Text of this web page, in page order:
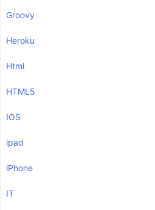
Groovy
Heroku
Html
HTML5
IOS
ipad
iPhone
IT